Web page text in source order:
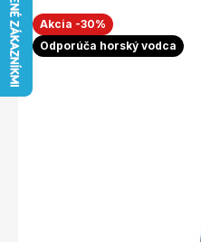
Akcia -30%
Odporúča horský vodca